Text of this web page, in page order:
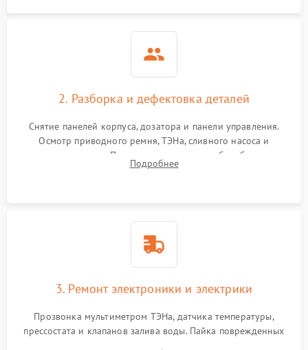
2. Разборка и дефектовка деталей
Снятие панелей корпуса, дозатора и панели управления.
Осмотр приводного ремня, ТЭНа, сливного насоса и
амортизаторов. Проверка подшипников барабана и
крестовины на износ, а манжеты люка на разрывы.
Подробнее
3. Ремонт электроники и электрики
Прозвонка мультиметром ТЭНа, датчика температуры,
прессостата и клапанов залива воды. Пайка поврежденных